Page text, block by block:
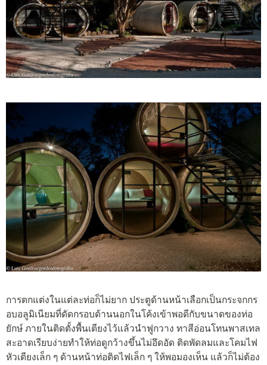
การตกแต่งในแต่ละท่อก็ไม่ยาก ประตูด้านหน้าเลือกเป็นกระจกกร
อบอลูมิเนียมที่ดัดกรอบด้านนอกในโค้งเข้าพอดีกับขนาดของท่อ
ยักษ์ ภายในติดตั้งพื้นเตียงไว้แล้วนำฟูกวาง ทาสีอ่อนโทนพาสเทล
สะอาดเรียบง่ายทำให้ท่อดูกว้างขึ้นไม่อึดอัด ติดพัดลมและโคมไฟ
หัวเตียงเล็ก ๆ ด้านหน้าท่อติดไฟเล็ก ๆ ให้พอมองเห็น แล้วก็ไม่ต้อง